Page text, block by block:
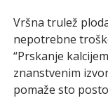
Vršna trulež
nepotrebne
“Prskanje
znanstvenim
pomaže sto